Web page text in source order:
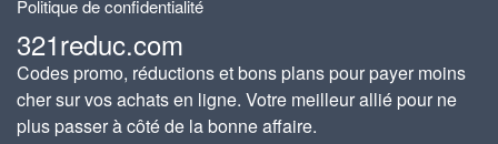
Politique de confidentialité
321reduc.com
Codes promo, réductions et bons plans pour payer moins
cher sur vos achats en ligne. Votre meilleur allié pour ne
plus passer à côté de la bonne affaire.